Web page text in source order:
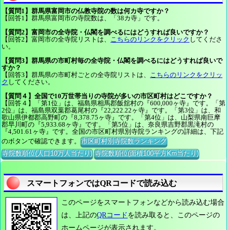
【質問1】群馬県富岡市の仏教寺院の数は何カ寺ですか？
【回答1】群馬県富岡市の寺院数は、「38カ寺」です。
【質問2】富岡市の全寺院・仏閣を調べるにはどうすれば良いですか？
【回答2】富岡市の全寺院リストは、 こちらのリンクをクリック してくださ
い。
【質問3】群馬県の市町村毎の全寺院・仏閣を調べるにはどうすれば良いで
すか？
【回答3】群馬県の市町村ごとの全寺院リストは、 こちらのリンクをクリッ
ク してください。
【質問４】全国で10万世帯当りの寺院が多いの市区町村はどこですか？
【回答４】「第1位」は、福島県相馬郡飯舘村の『600,000ヶ寺』です。「第
2位」は、福島県双葉郡葛尾村の『22,222.22ヶ寺』です。「第3位」は、和
歌山県伊都郡高野町の『8,378.75ヶ寺』です。「第4位」は、山梨県南巨摩
郡早川町の『5,933.68ヶ寺』です。「第5位」は、奈良県吉野郡黒滝村の
『4,501.61ヶ寺』です。全国の市区町村県別寺院ランキングの詳細は、下記
のボタンで確認できます。市区町村別寺院数ランキング
寺院数順位(人口10万人当たり) 寺院数順位(面積100平方Km当たり)
スマートフォンではQRコードで読み込む
このページをスマートフォンなどから読み込む場合
は、上記のQRコード を読み取ると、このページの
ホームページが表示されます。